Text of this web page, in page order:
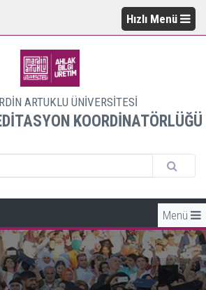
Hızlı Menü
ARTUKLU ÜNİVERSİTESİ
KOORDİNATÖRLÜĞÜ
Menü